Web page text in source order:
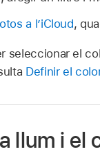
a l’iCloud,
seleccionar el
Definir el
llum i el